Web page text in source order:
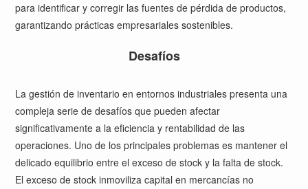
para identificar y corregir las fuentes de pérdida de productos,
garantizando prácticas empresariales sostenibles.
Desafíos
La gestión de inventario en entornos industriales presenta una
compleja serie de desafíos que pueden afectar
significativamente a la eficiencia y rentabilidad de las
operaciones. Uno de los principales problemas es mantener el
delicado equilibrio entre el exceso de stock y la falta de stock.
El exceso de stock inmoviliza capital en mercancías no